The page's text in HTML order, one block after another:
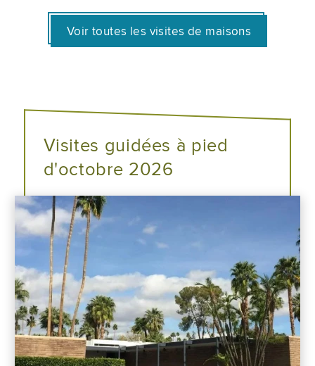
Voir toutes les visites de maisons
Visites guidées à pied
d'octobre 2026